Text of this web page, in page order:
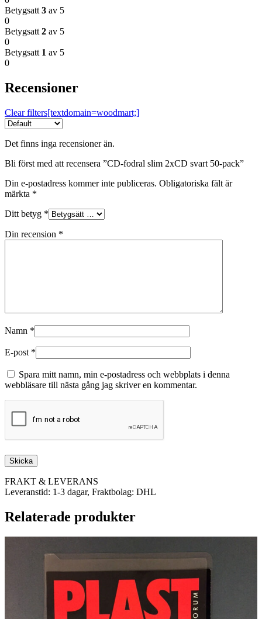
Betygsatt 3 av 5
0
Betygsatt 2 av 5
0
Betygsatt 1 av 5
0
Recensioner
Clear filters[textdomain=woodmart;]
Det finns inga recensioner än.
Bli först med att recensera ”CD-fodral slim 2xCD svart 50-pack”
Din e-postadress kommer inte publiceras. Obligatoriska fält är
märkta *
Ditt betyg *
Din recension *
Namn *
E-post *
Spara mitt namn, min e-postadress och webbplats i denna
webbläsare till nästa gång jag skriver en kommentar.
FRAKT & LEVERANS
Leveranstid: 1-3 dagar, Fraktbolag: DHL
Relaterade produkter